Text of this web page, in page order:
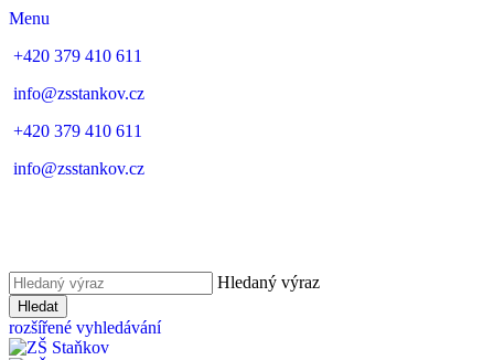
Menu
+420 379 410 611
info@zsstankov.cz
+420 379 410 611
info@zsstankov.cz
Hledaný výraz
Hledat
rozšířené vyhledávání